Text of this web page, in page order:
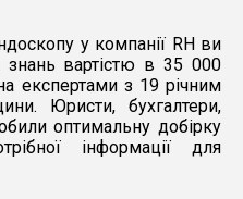
у компанії RH ви
знань вартістю в 35 000
експертами з 19 річним
Юристи, бухгалтери,
оптимальну добірку
інформації для